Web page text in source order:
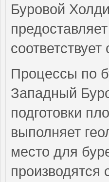
Буровой
Процессы по
Западный
подготовки
выполняет
место для
производятся